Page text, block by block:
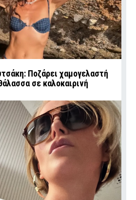
Ποζάρει χαμογελαστή
σε καλοκαιρινή